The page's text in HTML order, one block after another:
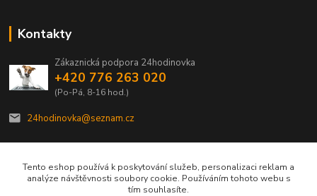
Kontakty
Zákaznická podpora 24hodinovka
+420 776 263 020
(Po-Pá, 8-16 hod.)
24hodinovka@seznam.cz
Tento eshop používá k poskytování služeb, personalizaci reklam a
analýze návštěvnosti soubory cookie. Používáním tohoto webu s
tím souhlasíte.